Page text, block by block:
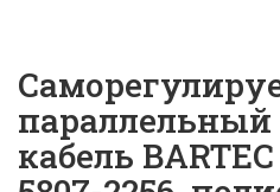
кабель